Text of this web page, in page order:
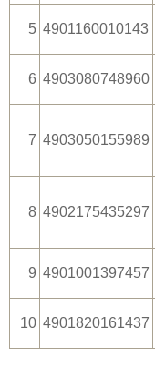
5 4901160010143
6 4903080748960
7 4903050155989
8 4902175435297
9 4901001397457
10 4901820161437